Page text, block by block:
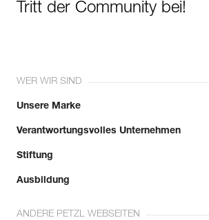
Tritt der Community bei!
WER WIR SIND
Unsere Marke
Verantwortungsvolles Unternehmen
Stiftung
Ausbildung
ANDERE PETZL WEBSEITEN